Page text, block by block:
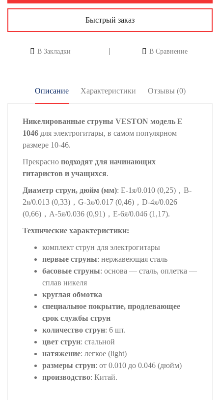
Быстрый заказ
В Закладки В Сравнение
Описание Характеристики Отзывы (0)
Никелированные струны VESTON модель E
1046 для электрогитары, в самом популярном
размере 10-46.
Прекрасно подходят для начинающих
гитаристов и учащихся.
Диаметр струн, дюйм (мм): E-1я/0.010 (0,25)，B-
2я/0.013 (0,33)，G-3я/0.017 (0,46)，D-4я/0.026
(0,66)，A-5я/0.036 (0,91)，E-6я/0.046 (1,17).
Технические характеристики:
комплект струн для электрогитары
первые струны: нержавеющая сталь
басовые струны: основа — сталь, оплетка —
сплав никеля
круглая обмотка
специальное покрытие, продлевающее
срок службы струн
количество струн: 6 шт.
цвет струн: стальной
натяжение: легкое (light)
размеры струн: от 0.010 до 0.046 (дюйм)
производство: Китай.